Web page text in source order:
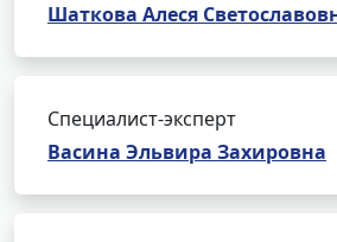
Шаткова Алеся
Специалист-эксперт
Васина Эльвира Захировна